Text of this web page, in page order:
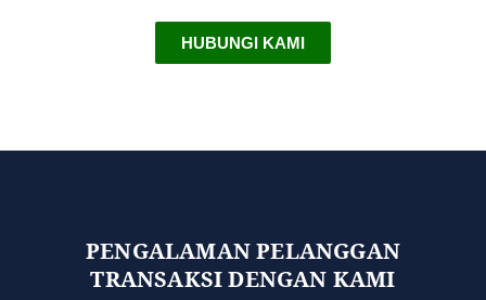
HUBUNGI KAMI
PENGALAMAN PELANGGAN
TRANSAKSI DENGAN KAMI